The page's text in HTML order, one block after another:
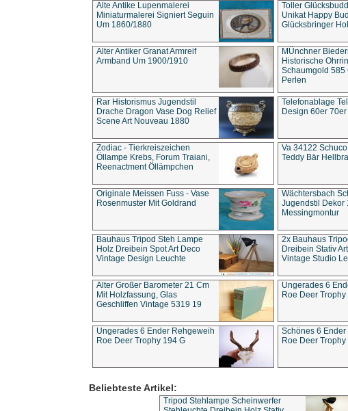
Alte Antike Lupenmalerei
Miniaturmalerei Signiert Seguin
Um 1860/1880
Toller
Unikat Happy
Glücksbringer
Alter Antiker Granat Armreif
Armband Um 1900/1910
MÜnchner
Historische
Schaumgold 585
Perlen
Rar Historismus Jugendstil
Drache Dragon Vase Dog Relief
Scene Art Nouveau 1880
Telefonablage
Design 60er
Zodiac - Tierkreiszeichen
Öllampe Krebs, Forum Traiani,
Reenactment Öllämpchen
Va 34122
Teddy Bär
Originale Meissen Fuss - Vase
Rosenmuster Mit Goldrand
Wächtersbach
Jugendstil Dekor
Messingmontur
Bauhaus Tripod Steh Lampe
Holz Dreibein Spot Art Deco
Vintage Design Leuchte
2x Bauhaus
Dreibein Stativ
Vintage Studio
Alter Großer Barometer 21 Cm
Mit Holzfassung, Glas
Geschliffen Vintage 5319 19
Ungerades 6
Roe Deer Trophy
Ungerades 6 Ender Rehgeweih
Roe Deer Trophy 194 G
Schönes 6
Roe Deer Trophy
Beliebteste Artikel:
Tripod Stehlampe Scheinwerfer